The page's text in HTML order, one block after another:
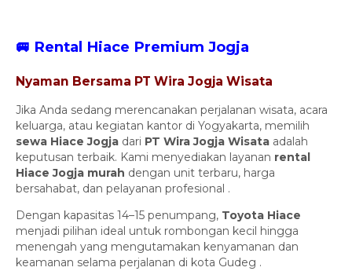
🚐 Rental Hiace Premium Jogja
Nyaman Bersama PT Wira Jogja Wisata
Jika Anda sedang merencanakan perjalanan wisata, acara
keluarga, atau kegiatan kantor di Yogyakarta, memilih
sewa Hiace Jogja dari PT Wira Jogja Wisata adalah
keputusan terbaik. Kami menyediakan layanan rental
Hiace Jogja murah dengan unit terbaru, harga
bersahabat, dan pelayanan profesional .
Dengan kapasitas 14–15 penumpang, Toyota Hiace
menjadi pilihan ideal untuk rombongan kecil hingga
menengah yang mengutamakan kenyamanan dan
keamanan selama perjalanan di kota Gudeg .